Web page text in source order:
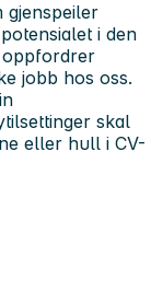
gjenspeiler
i den
oppfordrer
jobb hos oss.
skal
eller hull i CV-